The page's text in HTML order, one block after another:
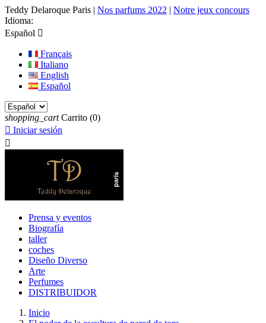
Teddy Delaroque Paris | Nos parfums 2022 | Notre jeux concours
Idioma:
Español 
Français
Italiano
English
Español
shopping_cart Carrito (0)
 Iniciar sesión

Prensa y eventos
Biografía
taller
coches
Diseño Diverso
Arte
Perfumes
DISTRIBUIDOR
Inicio